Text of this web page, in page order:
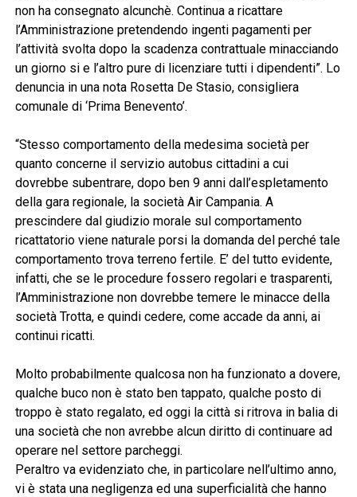
non ha consegnato alcunchè. Continua a ricattare
l’Amministrazione pretendendo ingenti pagamenti per
l’attività svolta dopo la scadenza contrattuale minacciando
un giorno si e l’altro pure di licenziare tutti i dipendenti”. Lo
denuncia in una nota Rosetta De Stasio, consigliera
comunale di ‘Prima Benevento’.
“Stesso comportamento della medesima società per
quanto concerne il servizio autobus cittadini a cui
dovrebbe subentrare, dopo ben 9 anni dall’espletamento
della gara regionale, la società Air Campania. A
prescindere dal giudizio morale sul comportamento
ricattatorio viene naturale porsi la domanda del perché tale
comportamento trova terreno fertile. E’ del tutto evidente,
infatti, che se le procedure fossero regolari e trasparenti,
l’Amministrazione non dovrebbe temere le minacce della
società Trotta, e quindi cedere, come accade da anni, ai
continui ricatti.
Molto probabilmente qualcosa non ha funzionato a dovere,
qualche buco non è stato ben tappato, qualche posto di
troppo è stato regalato, ed oggi la città si ritrova in balia di
una società che non avrebbe alcun diritto di continuare ad
operare nel settore parcheggi.
Peraltro va evidenziato che, in particolare nell’ultimo anno,
vi è stata una negligenza ed una superficialità che hanno